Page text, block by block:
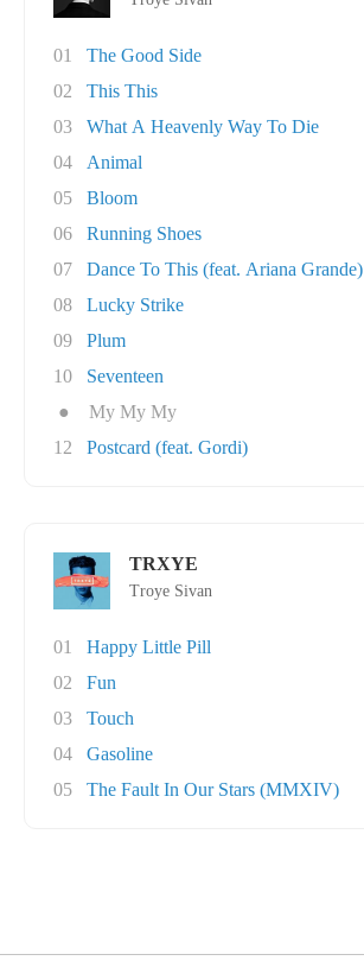
01
The Good Side
02
This This
03
What A Heavenly Way To Die
04
Animal
05
Bloom
06
Running Shoes
07
Dance To This (feat. Ariana Grande)
08
Lucky Strike
09
Plum
10
Seventeen
●
My My My
12
Postcard (feat. Gordi)
TRXYE
Troye Sivan
01
Happy Little Pill
02
Fun
03
Touch
04
Gasoline
05
The Fault In Our Stars (MMXIV)